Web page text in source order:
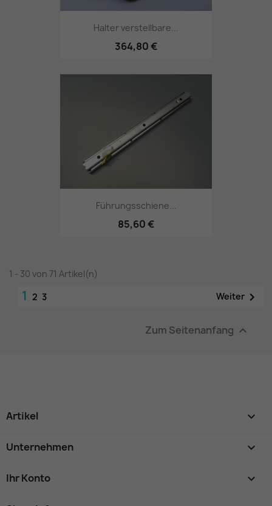
Halter verstellbare...
364,80 €
Führungsschiene...
85,60 €
1 - 30 von 71 Artikel(n)
1 2 3 Weiter 
Zum Seitenanfang 
Artikel 
Unternehmen 
Ihr Konto 